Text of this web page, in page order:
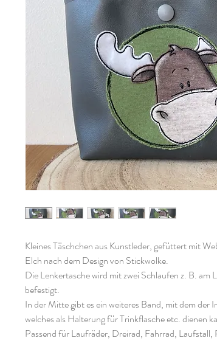
Kleines Täschchen aus Kunstleder, gefüttert mit
Elch nach dem Design von Stickwolke.
Die Lenkertasche wird mit zwei Schlaufen z. B.
befestigt.
In der Mitte gibt es ein weiteres Band, mit dem der
welches als Halterung für Trinkflasche etc. dienen
Passend für Laufräder, Dreirad, Fahrrad, Laufstall,